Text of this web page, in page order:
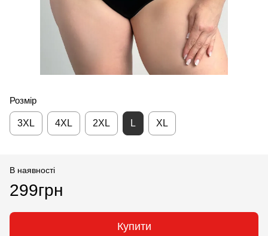
Розмір
3XL 4XL 2XL L XL
В наявності
299грн
Купити